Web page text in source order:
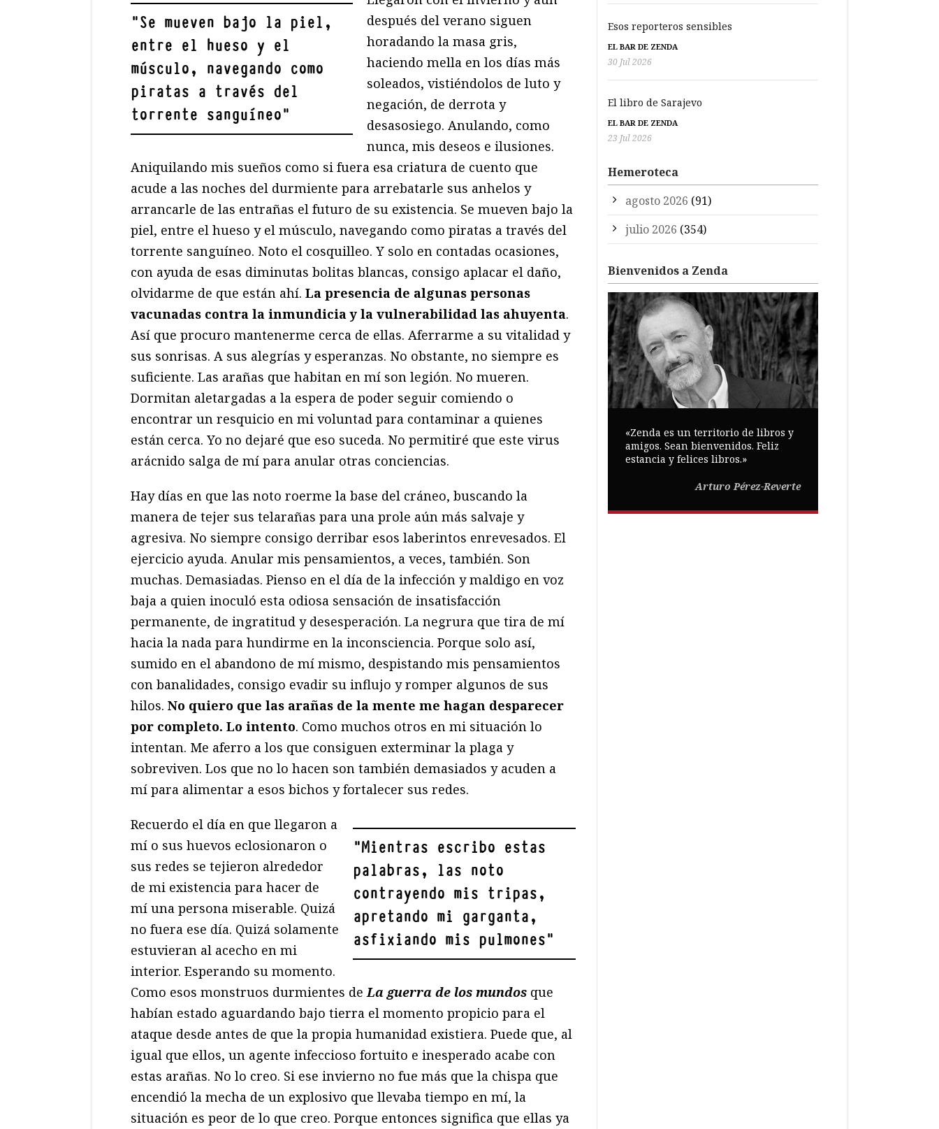
"Se mueven bajo la piel,
entre el hueso y el
músculo, navegando como
piratas a través del
torrente sanguíneo"
después del verano siguen
horadando la masa gris,
haciendo mella en los días más
soleados, vistiéndolos de luto y
negación, de derrota y
desasosiego. Anulando, como
nunca, mis deseos e ilusiones.
Aniquilando mis sueños como si fuera esa criatura de cuento que
acude a las noches del durmiente para arrebatarle sus anhelos y
arrancarle de las entrañas el futuro de su existencia. Se mueven bajo la
piel, entre el hueso y el músculo, navegando como piratas a través del
torrente sanguíneo. Noto el cosquilleo. Y solo en contadas ocasiones,
con ayuda de esas diminutas bolitas blancas, consigo aplacar el daño,
olvidarme de que están ahí. La presencia de algunas personas
vacunadas contra la inmundicia y la vulnerabilidad las ahuyenta.
Así que procuro mantenerme cerca de ellas. Aferrarme a su vitalidad y
sus sonrisas. A sus alegrías y esperanzas. No obstante, no siempre es
suficiente. Las arañas que habitan en mí son legión. No mueren.
Dormitan aletargadas a la espera de poder seguir comiendo o
encontrar un resquicio en mi voluntad para contaminar a quienes
están cerca. Yo no dejaré que eso suceda. No permitiré que este virus
arácnido salga de mí para anular otras conciencias.
Hay días en que las noto roerme la base del cráneo, buscando la
manera de tejer sus telarañas para una prole aún más salvaje y
agresiva. No siempre consigo derribar esos laberintos enrevesados. El
ejercicio ayuda. Anular mis pensamientos, a veces, también. Son
muchas. Demasiadas. Pienso en el día de la infección y maldigo en voz
baja a quien inoculó esta odiosa sensación de insatisfacción
permanente, de ingratitud y desesperación. La negrura que tira de mí
hacia la nada para hundirme en la inconsciencia. Porque solo así,
sumido en el abandono de mí mismo, despistando mis pensamientos
con banalidades, consigo evadir su influjo y romper algunos de sus
hilos. No quiero que las arañas de la mente me hagan desparecer
por completo. Lo intento. Como muchos otros en mi situación lo
intentan. Me aferro a los que consiguen exterminar la plaga y
sobreviven. Los que no lo hacen son también demasiados y acuden a
mí para alimentar a esos bichos y fortalecer sus redes.
"Mientras escribo estas
palabras, las noto
contrayendo mis tripas,
apretando mi garganta,
asfixiando mis pulmones"
Recuerdo el día en que llegaron a
mí o sus huevos eclosionaron o
sus redes se tejieron alrededor
de mi existencia para hacer de
mí una persona miserable. Quizá
no fuera ese día. Quizá solamente
estuvieran al acecho en mi
interior. Esperando su momento.
Como esos monstruos durmientes de La guerra de los mundos que
habían estado aguardando bajo tierra el momento propicio para el
ataque desde antes de que la propia humanidad existiera. Puede que, al
igual que ellos, un agente infeccioso fortuito e inesperado acabe con
estas arañas. No lo creo. Si ese invierno no fue más que la chispa que
encendió la mecha de un explosivo que llevaba tiempo en mí, la
situación es peor de lo que creo. Porque entonces significa que ellas ya
Esos reporteros sensibles
EL BAR DE ZENDA
30 Jul 2026
El libro de Sarajevo
EL BAR DE ZENDA
23 Jul 2026
Hemeroteca
agosto 2026 (91)
julio 2026 (354)
Bienvenidos a Zenda
«Zenda es un territorio de libros y
amigos. Sean bienvenidos. Feliz
estancia y felices libros.»
Arturo Pérez-Reverte